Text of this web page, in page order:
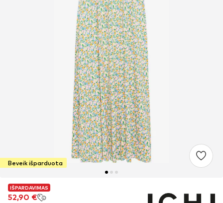
Beveik išparduota
IŠPARDAVIMAS
52,90 €
IŠPARDAVIMAS
52,90 €